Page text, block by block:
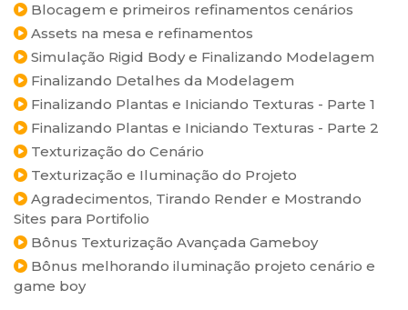
Blocagem e primeiros refinamentos cenários
Assets na mesa e refinamentos
Simulação Rigid Body e Finalizando Modelagem
Finalizando Detalhes da Modelagem
Finalizando Plantas e Iniciando Texturas - Parte 1
Finalizando Plantas e Iniciando Texturas - Parte 2
Texturização do Cenário
Texturização e Iluminação do Projeto
Agradecimentos, Tirando Render e Mostrando
Sites para Portifolio
Bônus Texturização Avançada Gameboy
Bônus melhorando iluminação projeto cenário e
game boy